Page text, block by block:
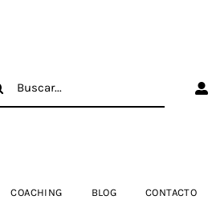
COACHING BLOG CONTACTO